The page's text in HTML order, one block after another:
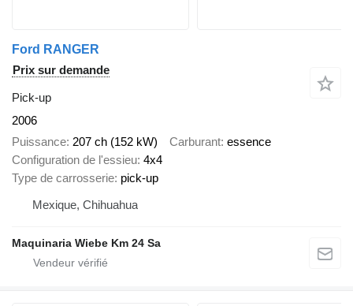
Ford RANGER
Prix sur demande
Pick-up
2006
Puissance 207 ch (152 kW) Carburant essence
Configuration de l'essieu 4x4
Type de carrosserie pick-up
Mexique, Chihuahua
Maquinaria Wiebe Km 24 Sa